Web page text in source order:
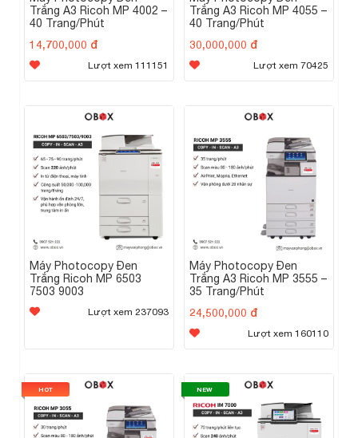
Chất lượng được kiểm chứng
Ricoh IM Series đạt
giải thưởng BLI “Outstanding
Achievement in Innovation”
, ghi nhận khả năng kết nối
Liên hệ tư vấn & báo giá:
Hotline/Zalo: 0907 521 222
Email:mayvanphong@obox.vn
Trắng A3 Ricoh MP 4002 –
40 Trang/Phút
14,700,000 đ
Lượt xem 111151
Trắng A3 Ricoh MP 4055 –
40 Trang/Phút
30,000,000 đ
Lượt xem 70425
Máy Photocopy Đen
Trắng Ricoh MP 6503
7503 9003
Lượt xem 237093
Máy Photocopy Đen
Trắng A3 Ricoh MP 3555 –
35 Trang/Phút
24,500,000 đ
Lượt xem 160110
HOT NEW